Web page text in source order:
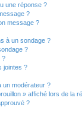
une réponse ?
?
message ?
à un sondage ?
?
?
jointes ?
un modérateur ?
» affiché lors de la
?